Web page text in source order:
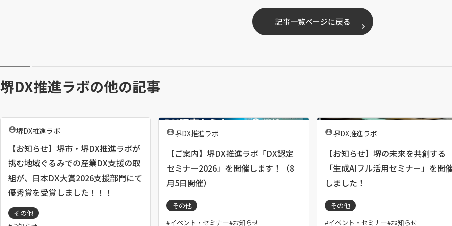
ン
ウ
開
ン
ド
開
記事一覧ページに戻る
堺DX推進ラボの他の記事
執
筆
者
：
堺DX推進ラボ
【お知らせ】堺市・堺DX推進ラボが
挑む地域ぐるみでの産業DX支援の取
組が、日本DX大賞2026支援部門にて
優秀賞を受賞しました！！！
その他
執
筆
：
堺DX推進ラボ
【ご案内】堺DX推進ラボ「DX認定
セミナー2026」を開催します！（8
月5日開催）
その他
イベント・セミナー お知らせ
執
筆
：
堺DX推進ラボ
【お知らせ】堺の未来を共創する
「生成AIフル活用セミナー」を開
しました！
その他
イベント・セミナー お知らせ